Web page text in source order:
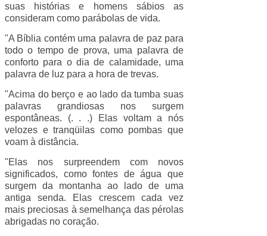
suas histórias e homens sábios as
consideram como parábolas de vida.
"A Bíblia contém uma palavra de paz para
todo o tempo de prova, uma palavra de
conforto para o dia de calamidade, uma
palavra de luz para a hora de trevas.
"Acima do berço e ao lado da tumba suas
palavras grandiosas nos surgem
espontâneas. (. . .) Elas voltam a nós
velozes e tranqüilas como pombas que
voam à distância.
"Elas nos surpreendem com novos
significados, como fontes de água que
surgem da montanha ao lado de uma
antiga senda. Elas crescem cada vez
mais preciosas à semelhança das pérolas
abrigadas no coração.